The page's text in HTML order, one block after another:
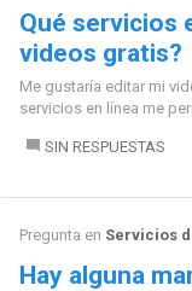
Qué servicios
videos gratis?
Me gustaría editar mi
servicios en línea me
SIN RESPUESTAS
Pregunta en Servicios
Hay alguna